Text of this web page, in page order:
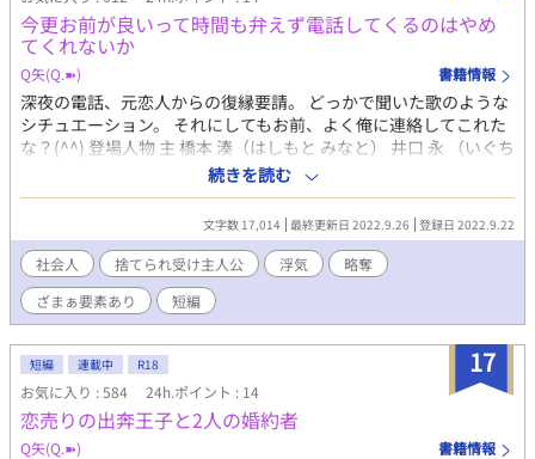
今更お前が良いって時間も弁えず電話してくるのはやめ
てくれないか
Q矢(Q.➽) 書籍情報
深夜の電話、元恋人からの復縁要請。 どっかで聞いた歌のような
シチュエーション。 それにしてもお前、よく俺に連絡してこれた
な？‪(^^)‬ 登場人物 主 橋本 湊（はしもと みなと） 井口 永 （いぐち
ひさし） 橋本 凛 （はしもと りん） 天知 駿 （あまち すぐる） 神
崎 央志 （かんざき おうし） ※リハビリ短編です。 ※9/26、天知
視点からの番外編アップしました
続きを読む
文字数 17,014 最終更新日 2022.9.26 登録日 2022.9.22
社会人 捨てられ受け主人公 浮気
略奪
ざまぁ要素あり
短編
17
短編 連載中 R18
お気に入り : 584 24h.ポイント : 14
恋売りの出奔王子と2人の婚約者
Q矢(Q.➽) 書籍情報